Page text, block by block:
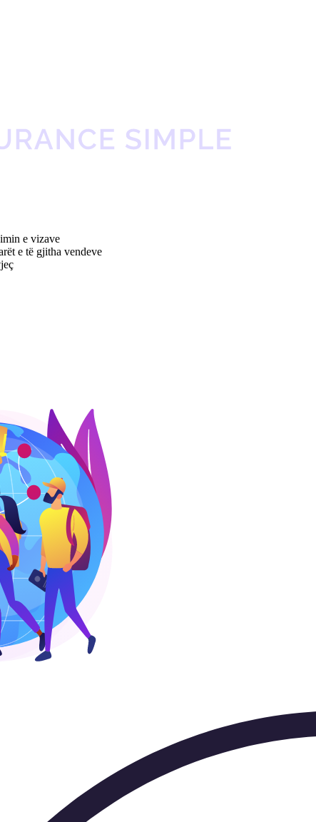
e vizave
e të gjitha vendeve